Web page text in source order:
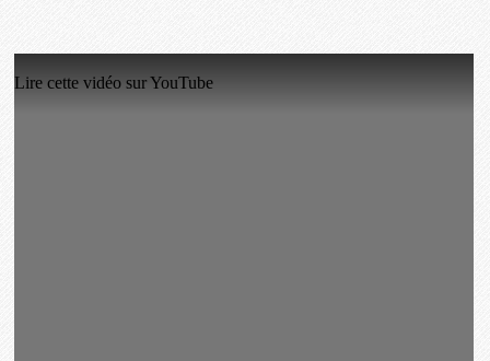
Lire cette vidéo sur YouTube